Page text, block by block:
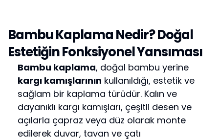
Bambu Kaplama Nedir? Doğal
Estetiğin Fonksiyonel Yansıması
Bambu kaplama, doğal bambu yerine
kargı kamışlarının kullanıldığı, estetik ve
sağlam bir kaplama türüdür. Kalın ve
dayanıklı kargı kamışları, çeşitli desen ve
açılarla çapraz veya düz olarak monte
edilerek duvar, tavan ve çatı